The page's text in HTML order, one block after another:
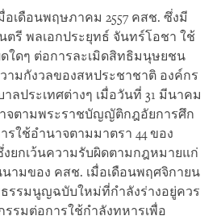
อเดือนพฤษภาคม 2557 คสช. ซึ่งมี
รี พลเอกประยุทธ์ จันทร์โอชา ใช้
ใดๆ ต่อการละเมิดสิทธิมนุษยชน
ามกังวลของสหประชาชาติ องค์กร
ลประเทศต่างๆ เมื่อวันที่ 31 มีนาคม
าจตามพระราชบัญญัติกฎอัยการศึก
รใช้อำนาจตามมาตรา 44 ของ
ยกเว้นความรับผิดตามกฎหมายแก่
นามของ คสช. เมื่อเดือนพฤศจิกายน
รรมนูญฉบับใหม่ที่กำลังร่างอยู่ควร
รมต่อการใช้กำลังทหารเพื่อ